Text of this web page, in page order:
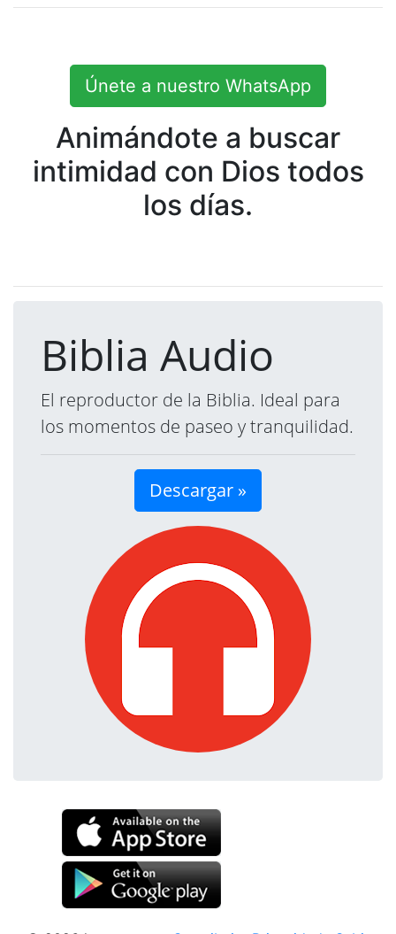
Únete a nuestro WhatsApp
Animándote a buscar
intimidad con Dios todos
los días.
Biblia Audio
El reproductor de la Biblia. Ideal para
los momentos de paseo y tranquilidad.
Descargar »